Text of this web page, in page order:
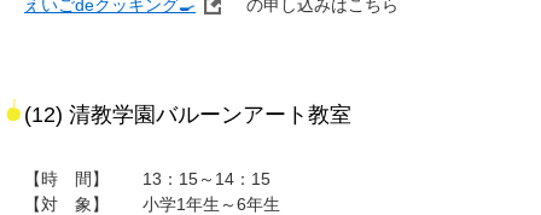
えいごdeクッキング🍳 の申し込みはこちら
(12) 清教学園バルーンアート教室
【時 間】 13：15～14：15
【対 象】 小学1年生～6年生